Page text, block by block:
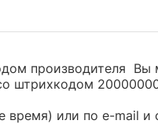
производителя Вы
штрихкодом
время) или по e-mail и